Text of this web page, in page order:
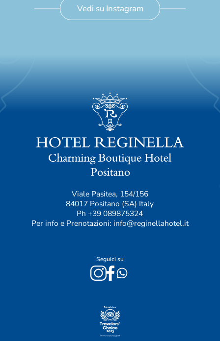
Vedi su Instagram
Viale Pasitea, 154/156
84017 Positano (SA) Italy
Ph+39 089875324
Per info e Prenotazioni: info@reginellahotel.it
Seguici su